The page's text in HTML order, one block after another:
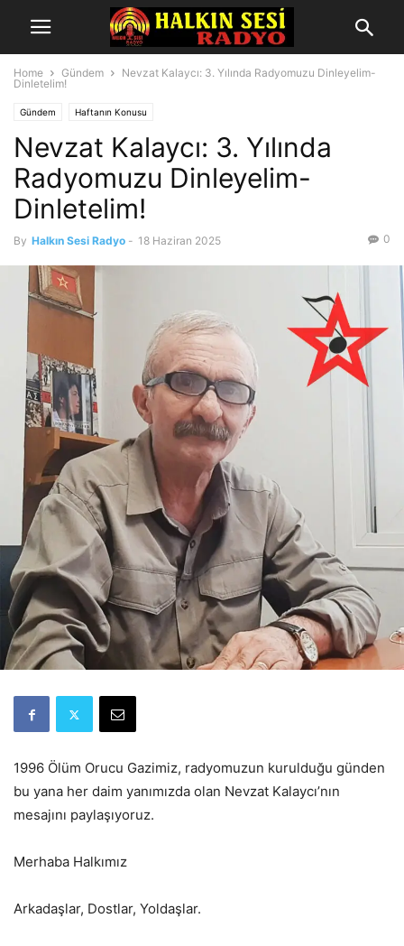
Home Gündem
Nevzat Kalaycı: 3. Yılında Radyomuzu Dinleyelim-
Dinletelim!
Gündem Haftanın Konusu
Nevzat Kalaycı: 3. Yılında
Radyomuzu Dinleyelim-
Dinletelim!
By Halkın Sesi Radyo - 18 Haziran 2025 0
1996 Ölüm Orucu Gazimiz, radyomuzun kurulduğu günden
bu yana her daim yanımızda olan Nevzat Kalaycı’nın
mesajını paylaşıyoruz.
Merhaba Halkımız
Arkadaşlar, Dostlar, Yoldaşlar.